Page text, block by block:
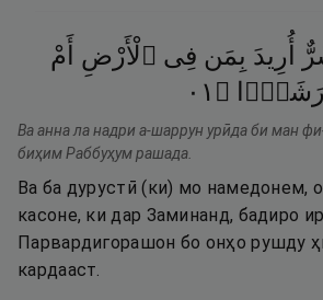
أُرِيدَ بِمَن فِى ٱلْأَرْضِ
أَمْ
۝ ١٠
Ва анна ла надри а-шаррун урӣда би ман
биҳим Раббуҳум рашада.
Ва ба дурустӣ (ки) мо намедонем,
касоне, ки дар Заминанд, бадиро
Парвардигорашон бо онҳо рушду
кардааст.